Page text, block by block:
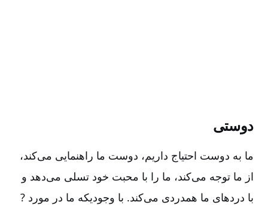
دوستی‌
ما به دوست احتیاج داریم‌، دوست ما راهنمایی می‌کند،
از ما توجه می‌کند، ما را با محبت خود تسلی می‌دهد و
با دردهای ما همدردی می‌کند. با وجودیکه ما در مورد ?